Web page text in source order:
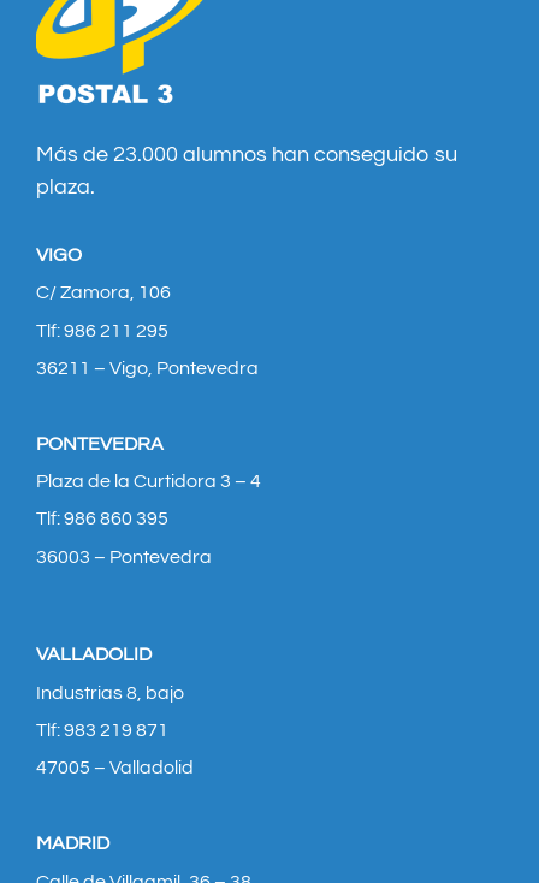
Más de 23.000 alumnos han conseguido su
plaza.
VIGO
C/ Zamora, 106
Tlf: 986 211 295
36211 – Vigo, Pontevedra
PONTEVEDRA
Plaza de la Curtidora 3 – 4
Tlf: 986 860 395
36003 – Pontevedra
VALLADOLID
Industrias 8, bajo
Tlf: 983 219 871
47005 – Valladolid
MADRID